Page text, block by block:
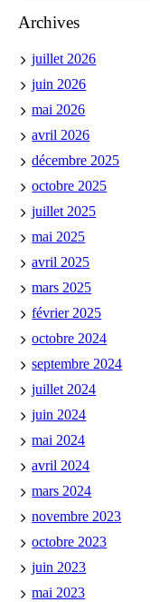
Archives
juillet 2026
juin 2026
mai 2026
avril 2026
décembre 2025
octobre 2025
juillet 2025
mai 2025
avril 2025
mars 2025
février 2025
octobre 2024
septembre 2024
juillet 2024
juin 2024
mai 2024
avril 2024
mars 2024
novembre 2023
octobre 2023
juin 2023
mai 2023